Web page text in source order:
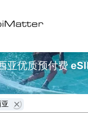
亚优质预付费